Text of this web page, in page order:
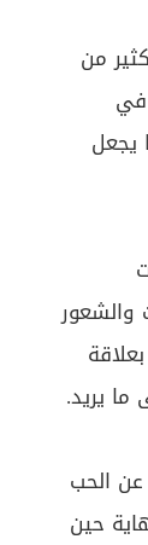
من
في
يجعل
والشعور
يريد.
الحب
حين